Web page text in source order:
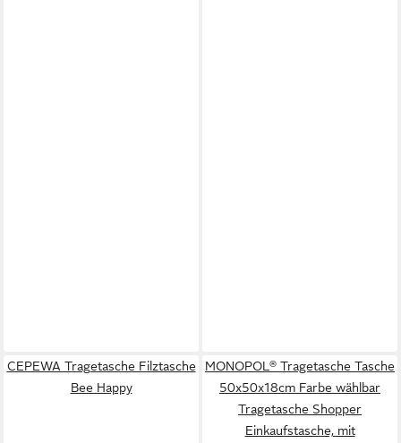
CEPEWA Tragetasche Filztasche
Bee Happy
MONOPOL® Tragetasche Tasche
50x50x18cm Farbe wählbar
Tragetasche Shopper
Einkaufstasche, mit